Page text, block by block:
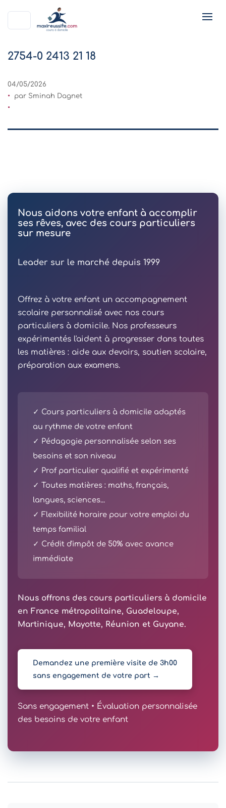
2754-0 2413 21 18
04/05/2026
par Sminah Dagnet
Nous aidons votre enfant à accomplir
ses rêves, avec des cours particuliers
sur mesure
Leader sur le marché depuis 1999
Offrez à votre enfant un accompagnement
scolaire personnalisé avec nos cours
particuliers à domicile. Nos professeurs
expérimentés l'aident à progresser dans toutes
les matières : aide aux devoirs, soutien scolaire,
préparation aux examens.
✓ Cours particuliers à domicile adaptés
au rythme de votre enfant
✓ Pédagogie personnalisée selon ses
besoins et son niveau
✓ Prof particulier qualifié et expérimenté
✓ Toutes matières : maths, français,
langues, sciences...
✓ Flexibilité horaire pour votre emploi du
temps familial
✓ Crédit d'impôt de 50% avec avance
immédiate
Nous offrons des cours particuliers à domicile
en France métropolitaine, Guadeloupe,
Martinique, Mayotte, Réunion et Guyane.
Demandez une première visite de 3h00
sans engagement de votre part →
Sans engagement • Évaluation personnalisée
des besoins de votre enfant